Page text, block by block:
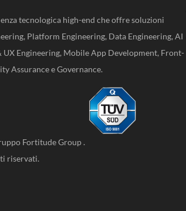
tecnologica high-end che offre soluzioni
Platform Engineering, Data Engineering, AI
UX Engineering, Mobile App Development, Front-
Assurance e Governance.
Fortitude Group.
riservati.